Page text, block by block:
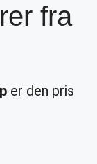
fra
er den pris